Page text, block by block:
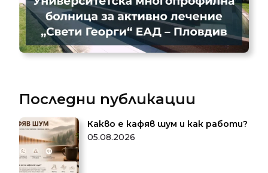
Последни публикации
Какво е кафяв шум и как работи?
05.08.2026